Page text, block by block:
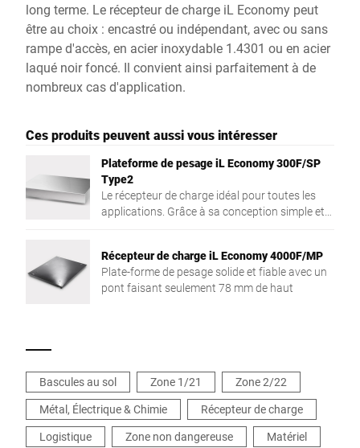
long terme. Le récepteur de charge iL Economy peut
être au choix : encastré ou indépendant, avec ou sans
rampe d'accès, en acier inoxydable 1.4301 ou en acier
laqué noir foncé. Il convient ainsi parfaitement à de
nombreux cas d'application.
Ces produits peuvent aussi vous intéresser
Plateforme de pesage iL Economy 300F/SP
Type2
Le récepteur de charge idéal pour toutes les
applications. Grâce à sa conception simple et
soit intégrée dans un meuble, dans un système
ou utilisée pour des applications de pesage
mobile.
Récepteur de charge iL Economy 4000F/MP
Plate-forme de pesage solide et fiable avec un
pont faisant seulement 78 mm de haut
Bascules au sol Zone 1/21
Zone 2/22
Métal, Électrique & Chimie
Récepteur de charge
Logistique
Zone non dangereuse
Matériel